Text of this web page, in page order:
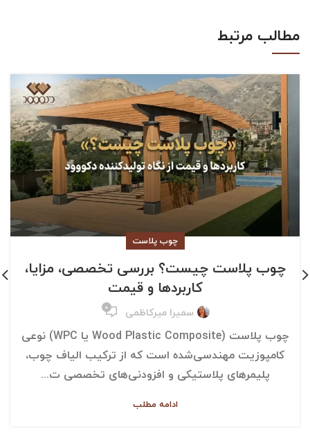
مطالب مرتبط
چوب پلاست
چوب پلاست چیست؟ بررسی تخصصی، مزایا،
کاربردها و قیمت
سمیرا میرکاظمی ۰
چوب پلاست (Wood Plastic Composite یا WPC) نوعی
کامپوزیت مهندسی‌شده است که از ترکیب الیاف چوب،
پلیمرهای پلاستیکی و افزودنی‌های تخصصی ت...
ادامه مطلب